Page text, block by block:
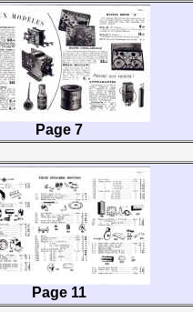
Page 7
Page 11